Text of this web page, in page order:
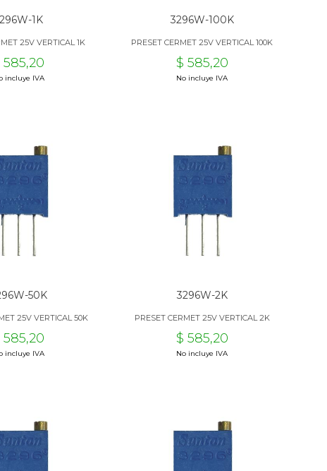
1K
25V VERTICAL 1K
585,20
incluye IVA
3296W-100K
PRESET CERMET 25V VERTICAL 100K
$ 585,20
No incluye IVA
50K
25V VERTICAL 50K
585,20
incluye IVA
3296W-2K
PRESET CERMET 25V VERTICAL 2K
$ 585,20
No incluye IVA